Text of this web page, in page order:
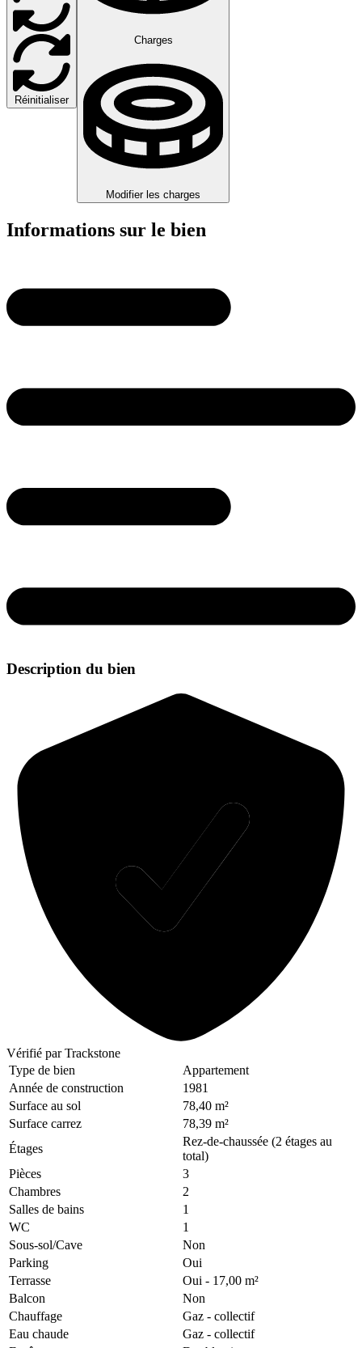
Réinitialiser
Charges
Modifier les charges
Informations sur le bien
Description du bien
Vérifié par Trackstone
Type de bien
Appartement
Année de construction
1981
Surface au sol
78,40 m²
Surface carrez
78,39 m²
Étages
Rez-de-chaussée (2 étages au
total)
Pièces
3
Chambres
2
Salles de bains
1
WC
1
Sous-sol/Cave
Non
Parking
Oui
Terrasse
Oui - 17,00 m²
Balcon
Non
Chauffage
Gaz - collectif
Eau chaude
Gaz - collectif